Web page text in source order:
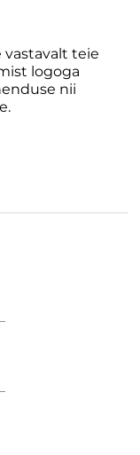
vastavalt teie
logoga
nii